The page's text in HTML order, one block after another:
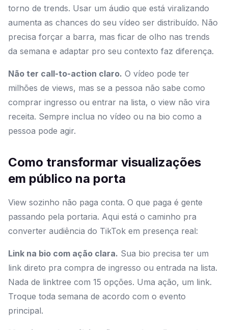
torno de trends. Usar um áudio que está viralizando
aumenta as chances do seu vídeo ser distribuído. Não
precisa forçar a barra, mas ficar de olho nas trends
da semana e adaptar pro seu contexto faz diferença.
Não ter call-to-action claro. O vídeo pode ter
milhões de views, mas se a pessoa não sabe como
comprar ingresso ou entrar na lista, o view não vira
receita. Sempre inclua no vídeo ou na bio como a
pessoa pode agir.
Como transformar visualizações
em público na porta
View sozinho não paga conta. O que paga é gente
passando pela portaria. Aqui está o caminho pra
converter audiência do TikTok em presença real:
Link na bio com ação clara. Sua bio precisa ter um
link direto pra compra de ingresso ou entrada na lista.
Nada de linktree com 15 opções. Uma ação, um link.
Troque toda semana de acordo com o evento
principal.